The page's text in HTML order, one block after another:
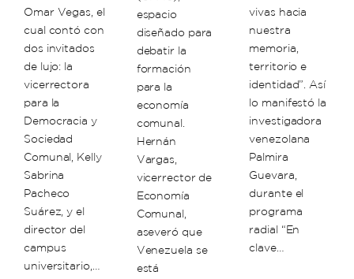
Omar Vegas, el
cual contó con
dos invitados
de lujo: la
vicerrectora
para la
Democracia y
Sociedad
Comunal, Kelly
Sabrina
Pacheco
Suárez, y el
director del
campus
universitario,…
espacio
diseñado para
debatir la
formación
para la
economía
comunal.
Hernán
Vargas,
vicerrector de
Economía
Comunal,
aseveró que
Venezuela se
está
vivas hacia
nuestra
memoria,
territorio e
identidad”. Así
lo manifestó la
investigadora
venezolana
Palmira
Guevara,
durante el
programa
radial “En
clave…